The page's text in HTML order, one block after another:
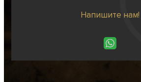
Напишите нам!